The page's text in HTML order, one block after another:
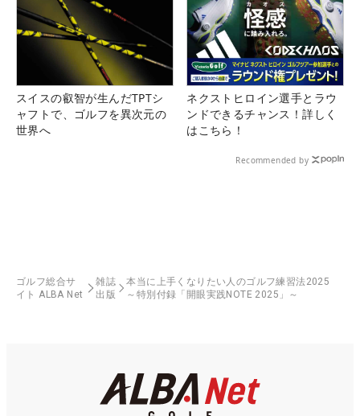
スイスの叡智が生んだTPTシ
ャフトで、ゴルフを異次元の
世界へ
ネクストヒロイン選手とラウ
ンドできるチャンス！詳しく
はこちら！
Recommended by
ゴルフ総合サ
イト ALBA Net
雑誌
出版
本当に上手くなりたい人のゴルフ練習法2025
～特別付録「開眼実践NOTE 2025」～